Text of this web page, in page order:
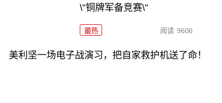
\"铜牌军备竞赛\"
最热 阅读 9606
美利坚一场电子战演习，把自家救护机送了命！